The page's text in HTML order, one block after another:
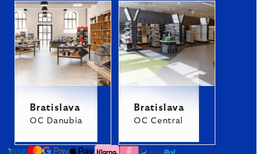
Bratislava
OC Danubia
Bratislava
OC Central